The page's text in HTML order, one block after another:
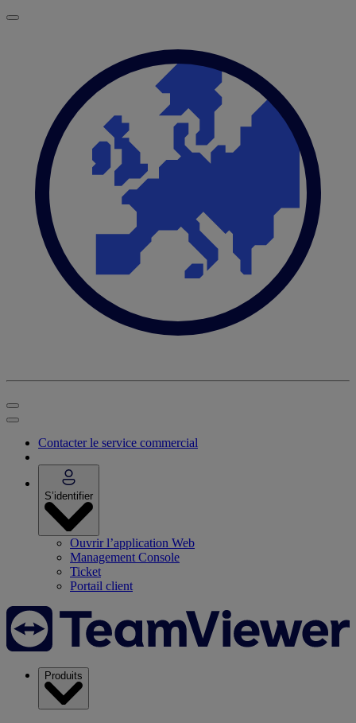
Contacter le service commercial
S’identifier
Ouvrir l’application Web
Management Console
Ticket
Portail client
Produits